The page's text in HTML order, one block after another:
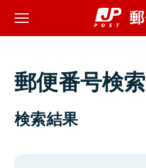
郵便番号検索
検索結果